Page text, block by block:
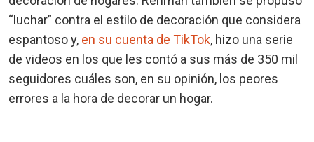
“luchar” contra el estilo de decoración que considera
espantoso y, en su cuenta de TikTok, hizo una serie
de videos en los que les contó a sus más de 350 mil
seguidores cuáles son, en su opinión, los peores
errores a la hora de decorar un hogar.